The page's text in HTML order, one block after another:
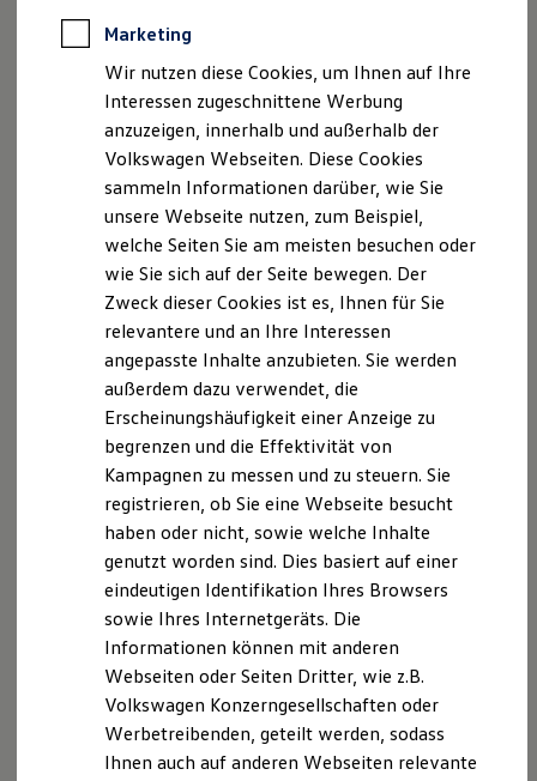
Notdienst und Pannenhilfe
Software, Konnektivität & Apps
California App
VW Connect für Ihren ID. Buzz
VW Connect für Ihren Transporter/Caravelle
VW Connect für Ihren Amarok
VW Connect für andere Modelle
Connect Pro
Fleet Interface Data
Multistop Pathfinder
Übersicht Software Updates
Digitales Bordbuch
Fahrerassistenz- und Sicherheitssysteme
Kontrollleuchten
Batterieverordnung
XTL-Dieselkraftstoff
Ersatzteile und Betriebsflüssigkeiten
Original Zubehör und Lifestyle Produkte
myVolkswagen
myVolkswagen Business
Elektrisch & Autonom
Elektro - & Hybridfahrzeuge
Unser Ansatz
Klimafreundlicher Strom
Reichweite & Ladelösungen
Reichweitensimulator
Ladezeitensimulator
Ladelösungen für Privatkunden
Ladelösungen für Gewerbekunden
Bidirektionales Laden
Förderung & Kosten der Elektrofahrzeuge
Fördermöglichkeiten für Privatkunden
Geschäftsführer: Ralf Temme
Hinweis gemäß § 36
Verbraucherstreitbeilegungsgesetz (VSBG)
„Wir sind zur Teilnahme an einem
Streitbeilegungsverfahren vor einer
Verbraucherschlichtungsstelle weder bereit noch dazu
verpflichtet.“
Datenschutzerklärung
A. Verantwortlicher
Wir freuen uns, dass Sie unsere Webseite der
Autohaus Beermann & Temme GmbH & Co. KG,
Mindener Straße 44, 32049 Herford,
info@beermann-temme.debesuchen. Im Folgenden
informieren wir Sie über die Verarbeitung Ihrer
personenbezogenen Daten durch uns im
Zusammenhang mit Ihrem Besuch unserer Webseite.
B. Verarbeitung Ihrer personenbezogenen Daten
Unsere Webseite bietet Ihnen verschiedene
Angebote, die wir Ihnen in Bezug auf dabei durch uns
Marketing
Wir nutzen diese Cookies, um Ihnen auf Ihre
Interessen zugeschnittene Werbung
anzuzeigen, innerhalb und außerhalb der
Volkswagen Webseiten. Diese Cookies
sammeln Informationen darüber, wie Sie
unsere Webseite nutzen, zum Beispiel,
welche Seiten Sie am meisten besuchen oder
wie Sie sich auf der Seite bewegen. Der
Zweck dieser Cookies ist es, Ihnen für Sie
relevantere und an Ihre Interessen
angepasste Inhalte anzubieten. Sie werden
außerdem dazu verwendet, die
Erscheinungshäufigkeit einer Anzeige zu
begrenzen und die Effektivität von
Kampagnen zu messen und zu steuern. Sie
registrieren, ob Sie eine Webseite besucht
haben oder nicht, sowie welche Inhalte
genutzt worden sind. Dies basiert auf einer
eindeutigen Identifikation Ihres Browsers
sowie Ihres Internetgeräts. Die
Informationen können mit anderen
Webseiten oder Seiten Dritter, wie z.B.
Volkswagen Konzerngesellschaften oder
Werbetreibenden, geteilt werden, sodass
Ihnen auch auf anderen Webseiten relevante